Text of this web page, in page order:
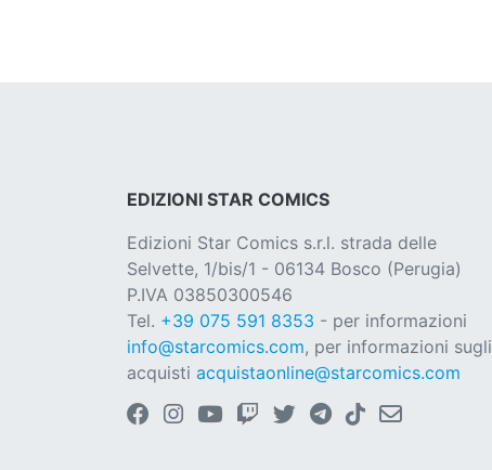
EDIZIONI STAR COMICS
Edizioni Star Comics s.r.l. strada delle
Selvette, 1/bis/1 - 06134 Bosco (Perugia)
P.IVA 03850300546
Tel. +39 075 591 8353 - per informazioni
info@starcomics.com, per informazioni sugli
acquisti acquistaonline@starcomics.com